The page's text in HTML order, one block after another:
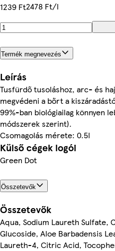
1239 Ft2478 Ft/l
Termék megnevezés
Leírás
Tusfürdő tusoláshoz, arc- és
megvédeni a bőrt a
99%-ban biológiailag könnyen
módszerek szerint).
Csomagolás mérete: 0.5l
Külső cégek logói
Green Dot
Összetevők
Összetevők
Aqua, Sodium Laureth Sulfate,
Glucoside, Aloe Barbadensis
Laureth-4, Citric Acid,